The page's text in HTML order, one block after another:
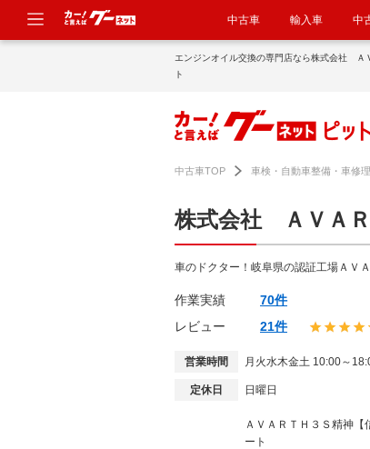
中古車 輸入車 中
エンジンオイル交換の専門店なら株式会社 Ａ
ト
中古車TOP 車検・自動車整備・車修理
株式会社 ＡＶＡＲ
車のドクター！岐阜県の認証工場ＡＶ
作業実績
70件
レビュー
21件
営業時間 月火水木金土 10:00～
定休日 日曜日
ＡＶＡＲＴＨ３Ｓ精神
ート